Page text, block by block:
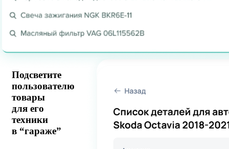
Подсветите
пользователю
товары
для его
техники
в “гараже”